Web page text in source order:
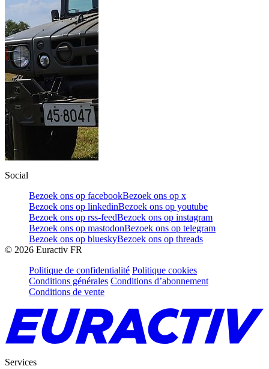
Social
Bezoek ons op facebookBezoek ons op x
Bezoek ons op linkedinBezoek ons op youtube
Bezoek ons op rss-feedBezoek ons op instagram
Bezoek ons op mastodonBezoek ons op telegram
Bezoek ons op blueskyBezoek ons op threads
© 2026 Euractiv FR
Politique de confidentialité Politique cookies
Conditions générales Conditions d’abonnement
Conditions de vente
Services